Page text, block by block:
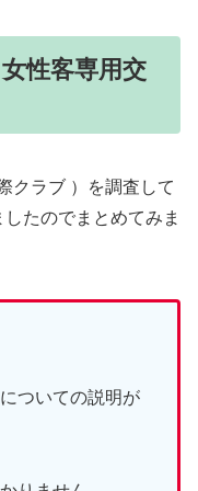
性客専用交
クラブ ）を調査して
たのでまとめてみま
ついての説明が